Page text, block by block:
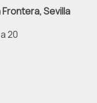
Frontera, Sevilla
20